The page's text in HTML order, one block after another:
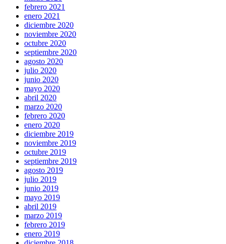
febrero 2021
enero 2021
diciembre 2020
noviembre 2020
octubre 2020
septiembre 2020
agosto 2020
julio 2020
junio 2020
mayo 2020
abril 2020
marzo 2020
febrero 2020
enero 2020
diciembre 2019
noviembre 2019
octubre 2019
septiembre 2019
agosto 2019
julio 2019
junio 2019
mayo 2019
abril 2019
marzo 2019
febrero 2019
enero 2019